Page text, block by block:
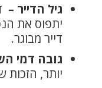
גיל הדייר –
יתפוס את
דייר מבוגר.
גובה דמי
יותר, הזכות